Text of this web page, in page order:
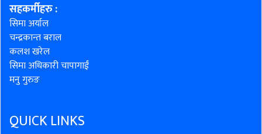
सहकर्मीहरु:
सिमा अर्याल
चन्द्रकान्त बराल
कलश खरेल
सिमा अधिकारी चापागाईं
मनु गुरुङ
QUICK LINKS